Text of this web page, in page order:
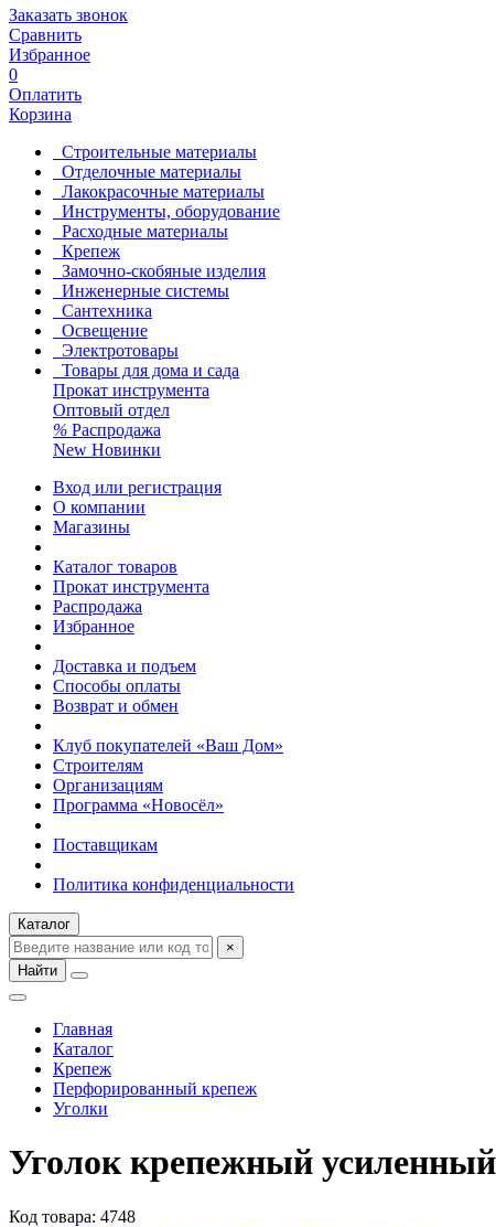
Заказать звонок
Сравнить
Избранное
0
Оплатить
Корзина
Строительные материалы
Отделочные материалы
Лакокрасочные материалы
Инструменты, оборудование
Расходные материалы
Крепеж
Замочно-скобяные изделия
Инженерные системы
Сантехника
Освещение
Электротовары
Товары для дома и сада
Прокат инструмента
Оптовый отдел
% Распродажа
New Новинки
Вход или регистрация
О компании
Магазины
Каталог товаров
Прокат инструмента
Распродажа
Избранное
Доставка и подъем
Способы оплаты
Возврат и обмен
Клуб покупателей «Ваш Дом»
Строителям
Организациям
Программа «Новосёл»
Поставщикам
Политика конфиденциальности
Каталог
×
Найти
Главная
Каталог
Крепеж
Перфорированный крепеж
Уголки
Уголок крепежный
Код товара: 4748